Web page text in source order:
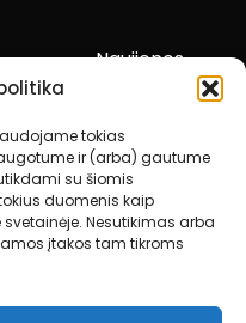
tokias
ir (arba) gautume
su šiomis
duomenis kaip
Nesutikimas arba
įtakos tam tikroms
Naujienos